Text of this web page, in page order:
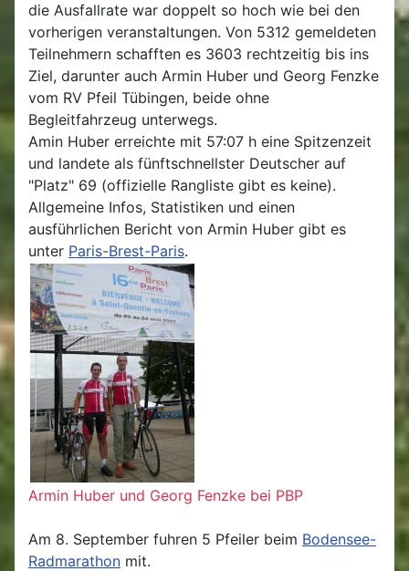
die Ausfallrate war doppelt so hoch wie bei den
vorherigen veranstaltungen. Von 5312 gemeldeten
Teilnehmern schafften es 3603 rechtzeitig bis ins
Ziel, darunter auch Armin Huber und Georg Fenzke
vom RV Pfeil Tübingen, beide ohne
Begleitfahrzeug unterwegs.
Amin Huber erreichte mit 57:07 h eine Spitzenzeit
und landete als fünftschnellster Deutscher auf
"Platz" 69 (offizielle Rangliste gibt es keine).
Allgemeine Infos, Statistiken und einen
ausführlichen Bericht von Armin Huber gibt es
unter Paris-Brest-Paris.
Armin Huber und Georg Fenzke bei PBP
Am 8. September fuhren 5 Pfeiler beim Bodensee-
Radmarathon mit.